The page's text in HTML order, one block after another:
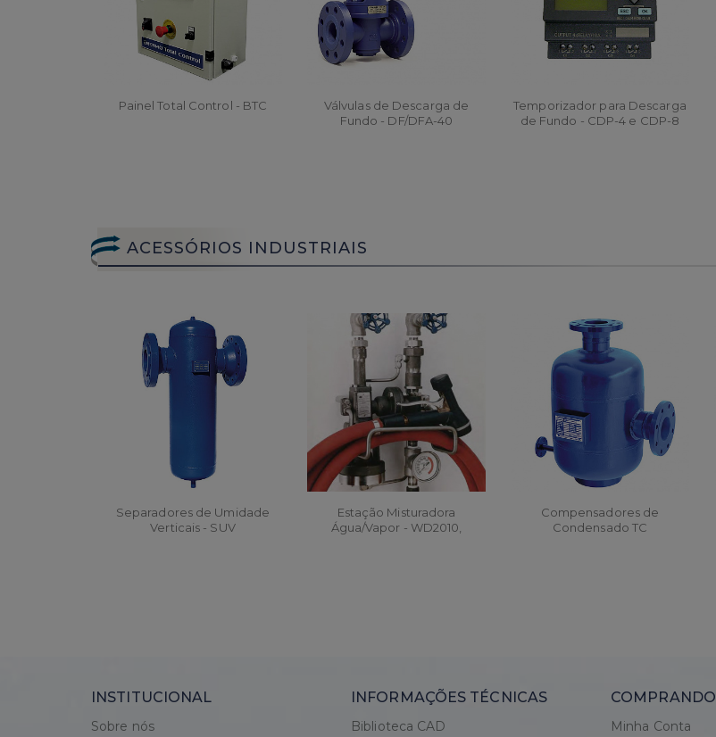
Painel Total Control - BTC
Válvulas de Descarga de
Fundo - DF/DFA-40
Temporizador para Descarga
de Fundo - CDP-4 e CDP-8
ACESSÓRIOS INDUSTRIAIS
Separadores de Umidade
Verticais - SUV
Estação Misturadora
Água/Vapor - WD2010,
Compensadores de
Condensado TC
INSTITUCIONAL
Sobre nós
INFORMAÇÕES TÉCNICAS
Biblioteca CAD
COMPRANDO
Minha Conta